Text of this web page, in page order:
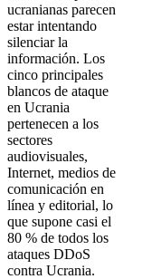
ucranianas parecen
estar intentando
silenciar la
información. Los
cinco principales
blancos de ataque
en Ucrania
pertenecen a los
sectores
audiovisuales,
Internet, medios de
comunicación en
línea y editorial, lo
que supone casi el
80 % de todos los
ataques DDoS
contra Ucrania.